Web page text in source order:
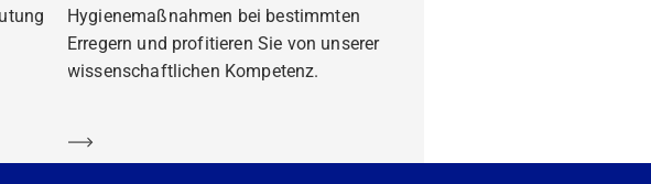
Hygienemaßnahmen bei bestimmten
Erregern und profitieren Sie von unserer
wissenschaftlichen Kompetenz.
Mehr erfahren